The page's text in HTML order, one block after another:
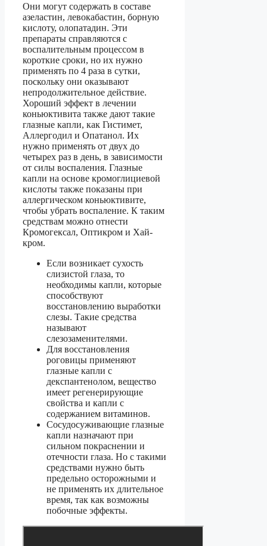
Они могут содержать в составе
азеластин, левокабастин, борную
кислоту, олопатадин. Эти
препараты справляются с
воспалительным процессом в
короткие сроки, но их нужно
применять по 4 раза в сутки,
поскольку они оказывают
непродолжительное действие.
Хороший эффект в лечении
коньюктивита также дают такие
глазные капли, как Гистимет,
Аллергодил и Опатанол. Их
нужно применять от двух до
четырех раз в день, в зависимости
от силы воспаления. Глазные
капли на основе кромоглициевой
кислоты также показаны при
аллергическом коньюктивите,
чтобы убрать воспаление. К таким
средствам можно отнести
Кромогексал, Оптикром и Хай-
кром.
Если возникает сухость
слизистой глаза, то
необходимы капли, которые
способствуют
восстановлению выработки
слезы. Такие средства
называют
слезозаменителями.
Для восстановления
роговицы применяют
глазные капли с
декспантенолом, вещество
имеет регенерирующие
свойства и капли с
содержанием витаминов.
Сосудосуживающие глазные
капли назначают при
сильном покраснении и
отечности глаза. Но с такими
средствами нужно быть
предельно осторожными и
не применять их длительное
время, так как возможны
побочные эффекты.